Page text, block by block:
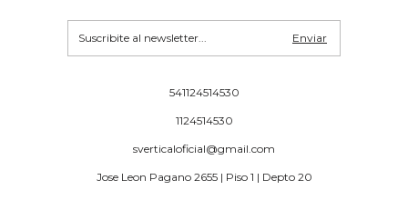
541124514530
1124514530
sverticaloficial@gmail.com
Jose Leon Pagano 2655 | Piso 1 | Depto 20